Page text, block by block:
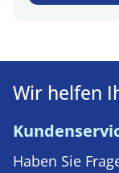
Wir helfen
Haben Sie